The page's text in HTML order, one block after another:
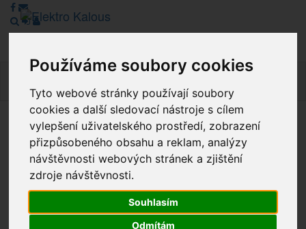
Používáme soubory cookies
Tyto webové stránky používají soubory
cookies a další sledovací nástroje s cílem
vylepšení uživatelského prostředí, zobrazení
přizpůsobeného obsahu a reklam, analýzy
návštěvnosti webových stránek a zjištění
zdroje návštěvnosti.
Souhlasím
Odmítám
Vážení zákazníci, v tuto chvíli je Náš internetový obchod v
režimu Katalogu. Objednávky on-line nyní nelze vyřídit.
Děkujeme za pochopení.
Výprodej